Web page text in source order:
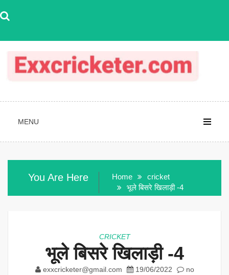
to
MENU
You Are Here Home
cricket
भूले बिसरे खिलाड़ी -4
CRICKET
भूले बिसरे खिलाड़ी -4
exxcricketer@gmail.com 19/06/2022
no